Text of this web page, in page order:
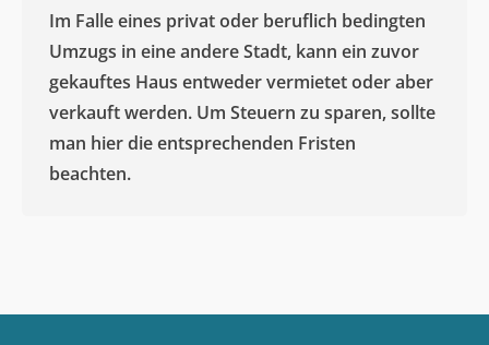
Im Falle eines privat oder beruflich bedingten
Umzugs in eine andere Stadt, kann ein zuvor
gekauftes Haus entweder vermietet oder aber
verkauft werden. Um Steuern zu sparen, sollte
man hier die entsprechenden Fristen
beachten.